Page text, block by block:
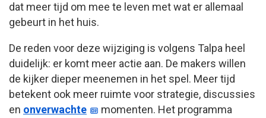
dat meer tijd om mee te leven met wat er allemaal
gebeurt in het huis.
De reden voor deze wijziging is volgens Talpa heel
duidelijk: er komt meer actie aan. De makers willen
de kijker dieper meenemen in het spel. Meer tijd
betekent ook meer ruimte voor strategie, discussies
en onverwachte
momenten. Het programma